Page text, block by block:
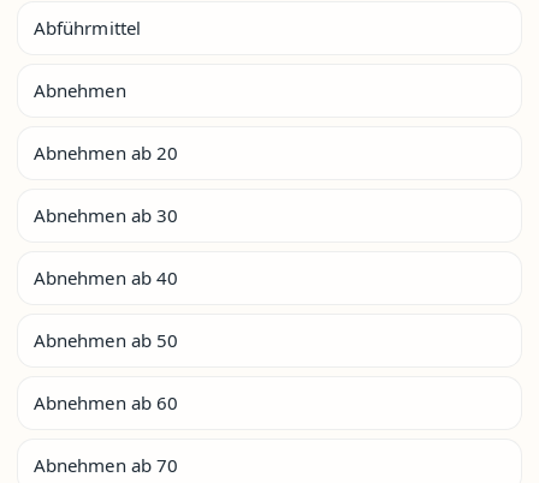
Abführmittel
Abnehmen
Abnehmen ab 20
Abnehmen ab 30
Abnehmen ab 40
Abnehmen ab 50
Abnehmen ab 60
Abnehmen ab 70